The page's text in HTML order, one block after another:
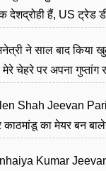
देशद्रोही हैं, US ट्रेड
ने साल बाद किया
चेहरे पर अपना गुप्तांग
Shah Jeevan
काठमांडू का मेयर बन
Kumar